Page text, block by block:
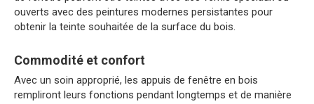
ouverts avec des peintures modernes persistantes pour
obtenir la teinte souhaitée de la surface du bois.
Commodité et confort
Avec un soin approprié, les appuis de fenêtre en bois
rempliront leurs fonctions pendant longtemps et de manière